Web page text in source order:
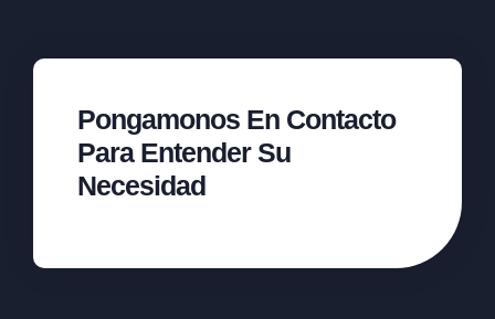
Pongamonos En Contacto
Para Entender Su
Necesidad